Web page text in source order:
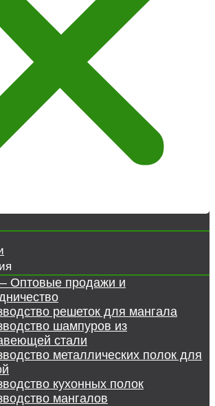
Оптовые продажи и
решеток для мангала
шампуров из
стали
металлических полок для
кухонных полок
мангалов